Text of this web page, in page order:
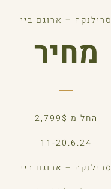
סרילנקה – ארוגם ביי
מחיר
החל מ 2,799$
11-20.6.24
סרילנקה – ארוגם ביי